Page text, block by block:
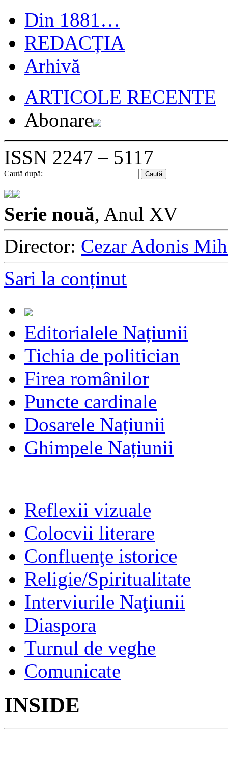
Din 1881…
REDACȚIA
Arhivă
ARTICOLE RECENTE
Abonare
ISSN 2247 – 5117
Caută după:
Serie nouă, Anul XV
Director: Cezar Adonis
Sari la conținut
Editorialele Națiunii
Tichia de politician
Firea românilor
Puncte cardinale
Dosarele Națiunii
Ghimpele Națiunii
Reflexii vizuale
Colocvii literare
Confluenţe istorice
Religie/Spiritualitate
Interviurile Naţiunii
Diaspora
Turnul de veghe
Comunicate
INSIDE